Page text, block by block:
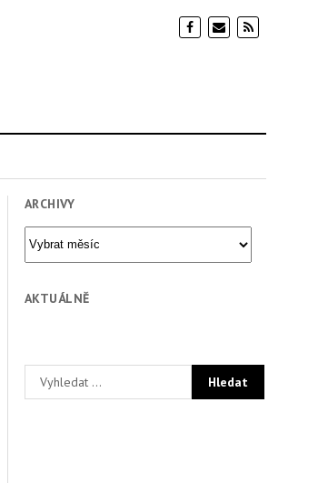
ARCHIVY
Archivy
AKTUÁLNĚ